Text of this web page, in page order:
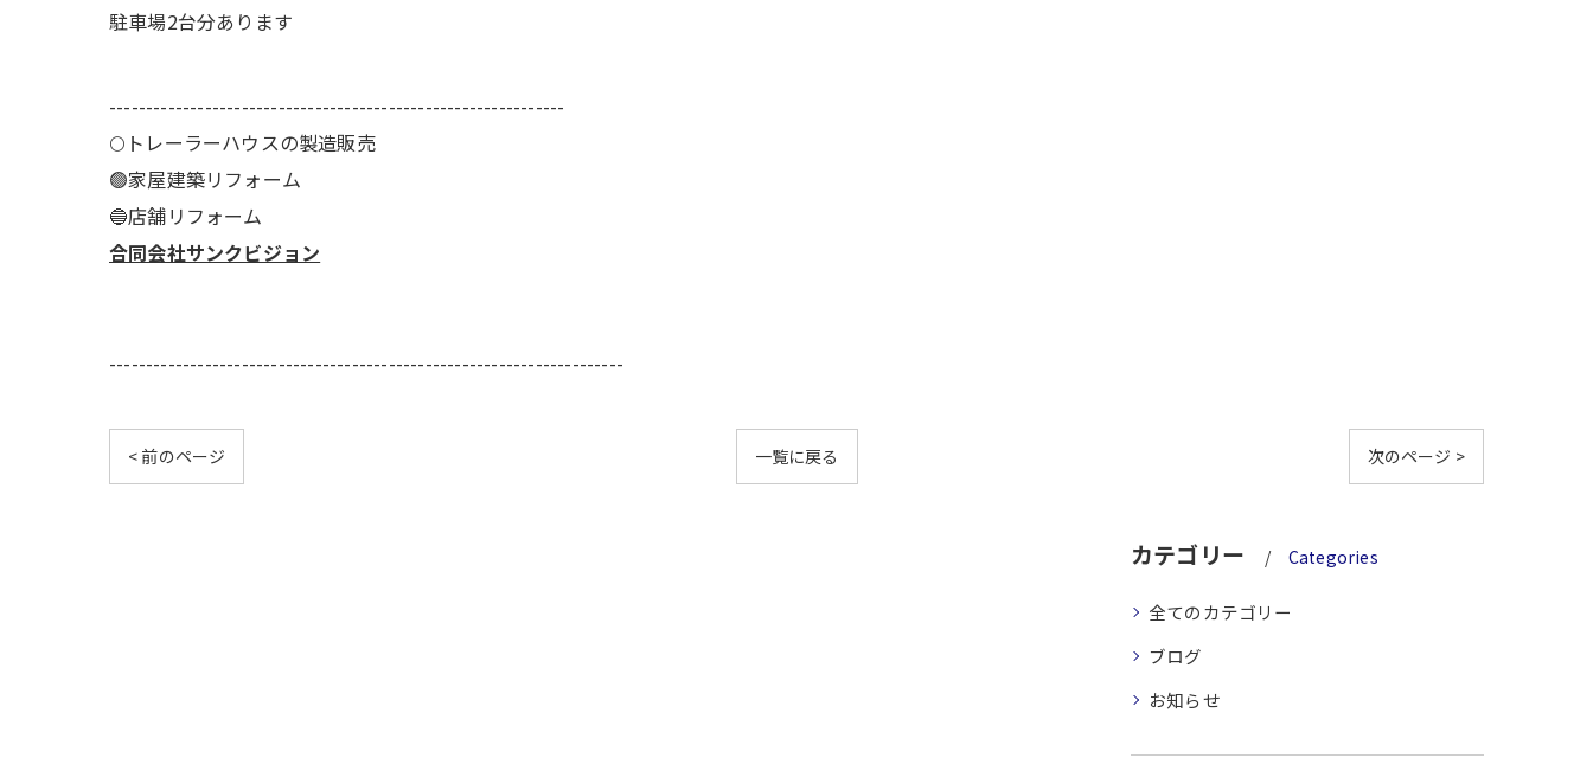
駐車場2台分あります
--------------------------------------------------------------
🌕️トレーラーハウスの製造販売
🟢家屋建築リフォーム
🔵店舗リフォーム
合同会社サンクビジョン
----------------------------------------------------------------------
< 前のページ 一覧に戻る 次のページ >
カテゴリー Categories
全てのカテゴリー
ブログ
お知らせ